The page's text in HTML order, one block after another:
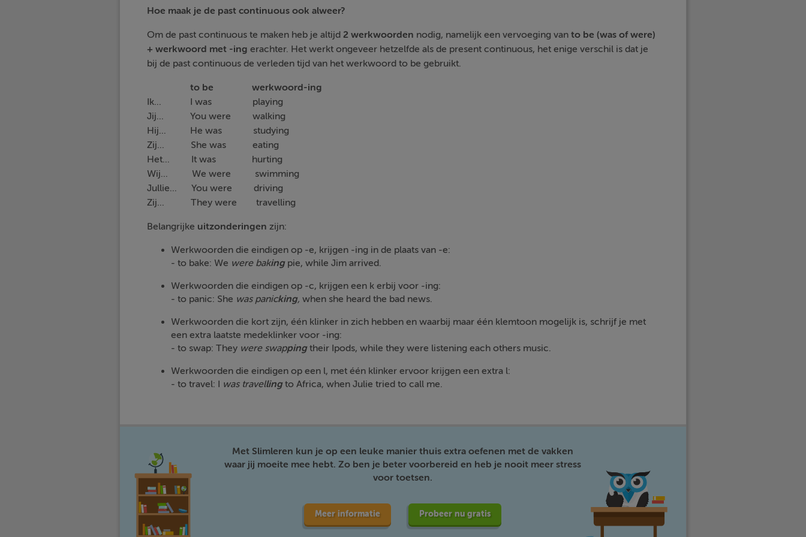
Hoe maak je de past continuous ook alweer?
Om de past continuous te maken heb je altijd 2 werkwoorden nodig, namelijk een vervoeging van to be (was of were)
+ werkwoord met -ing erachter. Het werkt ongeveer hetzelfde als de present continuous, het enige verschil is dat je
bij de past continuous de verleden tijd van het werkwoord to be gebruikt.
to be werkwoord-ing
Ik... I was playing
Jij... You were walking
Hij... He was studying
Zij... She was eating
Het... It was hurting
Wij... We were swimming
Jullie... You were driving
Zij... They were travelling
Belangrijke uitzonderingen zijn:
Werkwoorden die eindigen op -e, krijgen -ing in de plaats van -e:
- to bake: We were bakingpie, while Jim arrived.
Werkwoorden die eindigen op -c, krijgen een k erbij voor -ing:
- to panic: She was panicking, when she heard the bad news.
Werkwoorden die kort zijn, één klinker in zich hebben en waarbij maar één klemtoon mogelijk is, schrijf je met
een extra laatste medeklinker voor -ing:
- to swap: They were swapping their Ipods, while they were listening each others music.
Werkwoorden die eindigen op een l, met één klinker ervoor krijgen een extra l:
- to travel: I was travellingto Africa, when Julie tried to call me.
Met Slimleren kun je op een leuke manier thuis extra oefenen met de vakken
waar jij moeite mee hebt. Zo ben je beter voorbereid en heb je nooit meer stress
voor toetsen.
Meer informatie Probeer nu gratis